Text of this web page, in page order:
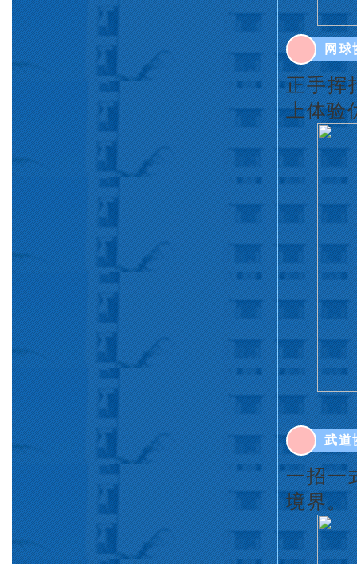
网球
正手挥
上体验
武道
一招一
境界。